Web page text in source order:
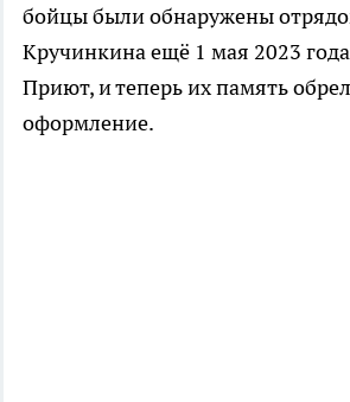
бойцы были обнаружены
Кручинкина ещё 1 мая 2023
Приют, и теперь их память
оформление.